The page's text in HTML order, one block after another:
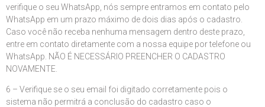
verifique o seu WhatsApp, nós sempre entramos em contato pelo
WhatsApp em um prazo máximo de dois dias após o cadastro.
Caso você não receba nenhuma mensagem dentro deste prazo,
entre em contato diretamente com a nossa equipe por telefone ou
WhatsApp. NÃO É NECESSÁRIO PREENCHER O CADASTRO
NOVAMENTE.
6 – Verifique se o seu email foi digitado corretamente pois o
sistema não permitrá a conclusão do cadastro caso o